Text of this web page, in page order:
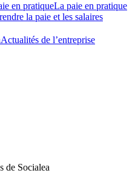
en pratiqueLa paie en pratique
la paie et les salaires
Actualités de l’entreprise
de Socialea